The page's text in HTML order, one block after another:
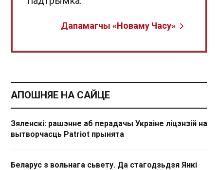
Дапамагчы «Новаму Часу»
АПОШНЯЕ НА САЙЦЕ
Зяленскі: рашэнне аб перадачы Украіне ліцэнзій на
вытворчасць Patriot прынята
Беларус з вольнага сьвету. Да стагодзьдзя Янкі